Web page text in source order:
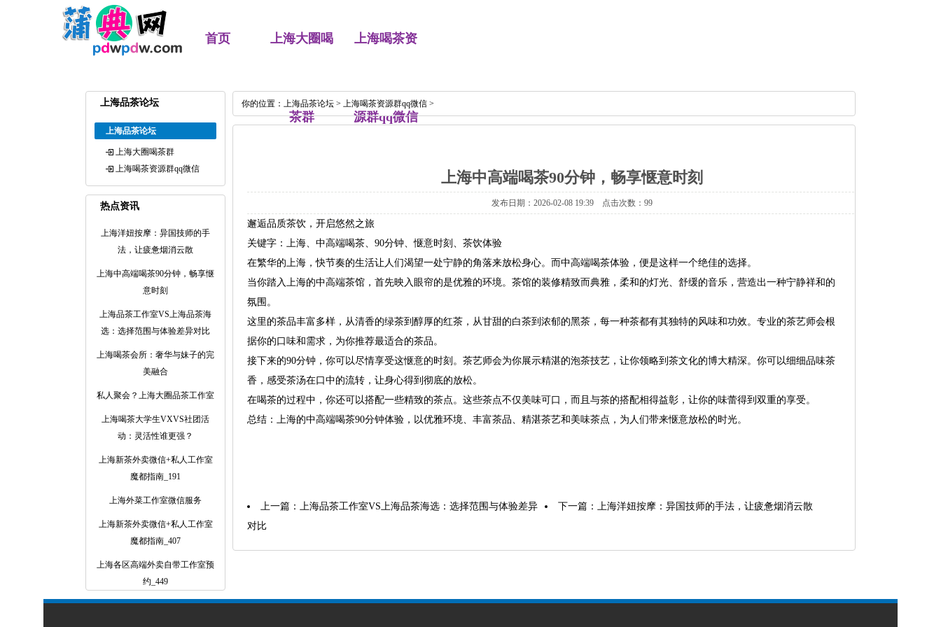
首页 上海大圈喝
茶群
上海喝茶资
源群qq微信
上海品茶论坛
上海品茶论坛
上海大圈喝茶群
上海喝茶资源群qq微信
热点资讯
上海洋妞按摩：异国技师的手
法，让疲惫烟消云散
上海中高端喝茶90分钟，畅享惬
意时刻
上海品茶工作室VS上海品茶海
选：选择范围与体验差异对比
上海喝茶会所：奢华与妹子的完
美融合
私人聚会？上海大圈品茶工作室
上海喝茶大学生VXVS社团活
动：灵活性谁更强？
‌上海新茶外卖微信+私人工作室
魔都指南‌_191
上海外菜工作室微信服务
‌上海新茶外卖微信+私人工作室
魔都指南‌_407
上海各区高端外卖自带工作室预
约_449
你的位置： 上海品茶论坛 > 上海喝茶资源群qq微信 >
上海中高端喝茶90分钟，畅享惬意时刻
发布日期：2026-02-08 19:39 点击次数：99
邂逅品质茶饮，开启悠然之旅
关键字：上海、中高端喝茶、90分钟、惬意时刻、茶饮体验
在繁华的上海，快节奏的生活让人们渴望一处宁静的角落来放松身心。而中高端喝茶体验，便是这样一个绝佳的选择。
当你踏入上海的中高端茶馆，首先映入眼帘的是优雅的环境。茶馆的装修精致而典雅，柔和的灯光、舒缓的音乐，营造出一种宁静祥和的
氛围。
这里的茶品丰富多样，从清香的绿茶到醇厚的红茶，从甘甜的白茶到浓郁的黑茶，每一种茶都有其独特的风味和功效。专业的茶艺师会根
据你的口味和需求，为你推荐最适合的茶品。
接下来的90分钟，你可以尽情享受这惬意的时刻。茶艺师会为你展示精湛的泡茶技艺，让你领略到茶文化的博大精深。你可以细细品味茶
香，感受茶汤在口中的流转，让身心得到彻底的放松。
在喝茶的过程中，你还可以搭配一些精致的茶点。这些茶点不仅美味可口，而且与茶的搭配相得益彰，让你的味蕾得到双重的享受。
总结：上海的中高端喝茶90分钟体验，以优雅环境、丰富茶品、精湛茶艺和美味茶点，为人们带来惬意放松的时光。
上一篇： 上海品茶工作室VS上海品茶海选：选择范围与体验差异
对比
下一篇： 上海洋妞按摩：异国技师的手法，让疲惫烟消云散